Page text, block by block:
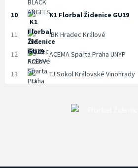
10 K1 Florbal Židenice GU19
11 IBK Hradec Králové
12 ACEMA Sparta Praha UNYP
13 TJ Sokol Královské Vinohrady